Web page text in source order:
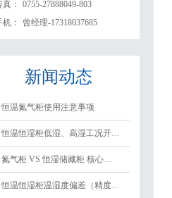
真：
0755-27888049-803
机：
曾经理-17318037685
新闻动态
恒温氮气柜使用注意事项
恒温恒湿柜低湿、高湿工况开…
氮气柜 VS 恒湿储藏柜 核心…
恒温恒湿柜温湿度偏差（精度…